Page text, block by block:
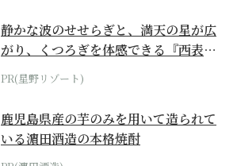
静かな波のせせらぎと、満天の星が広
がり、くつろぎを体感できる『西表島
ホテル by...
PR(星野リゾート)
鹿児島県産の芋のみを用いて造られて
いる濵田酒造の本格焼酎